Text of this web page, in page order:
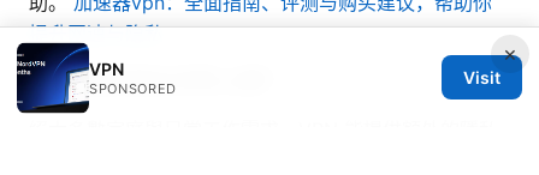
提升网速与隐私
VPN 是否適合日常上網？
×
VPN
SPONSORED
Visit